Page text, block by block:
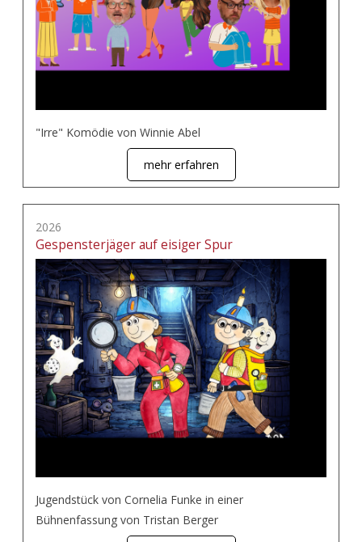
"Irre" Komödie von Winnie Abel
mehr erfahren
2026
Gespensterjäger auf eisiger Spur
Jugendstück von Cornelia Funke in einer
Bühnenfassung von Tristan Berger